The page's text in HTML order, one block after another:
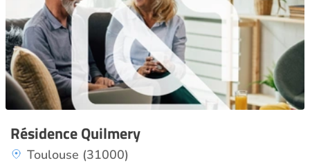
Résidence Quilmery
Toulouse (31000)